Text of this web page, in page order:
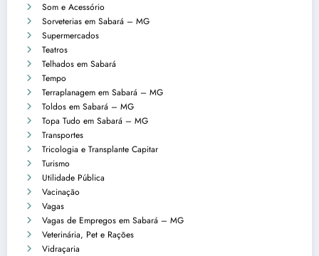
Som e Acessório
Sorveterias em Sabará – MG
Supermercados
Teatros
Telhados em Sabará
Tempo
Terraplanagem em Sabará – MG
Toldos em Sabará – MG
Topa Tudo em Sabará – MG
Transportes
Tricologia e Transplante Capitar
Turismo
Utilidade Pública
Vacinação
Vagas
Vagas de Empregos em Sabará – MG
Veterinária, Pet e Rações
Vidraçaria